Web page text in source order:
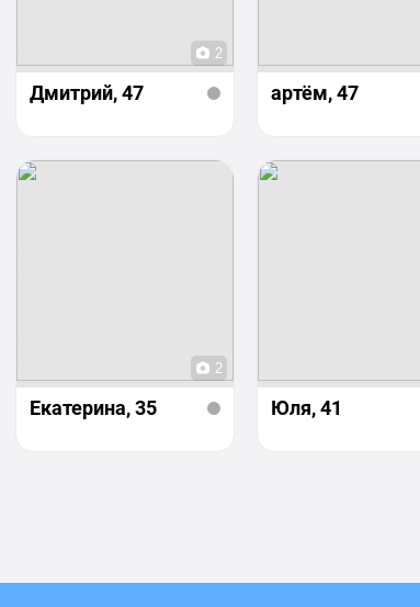
2
Дмитрий, 47 артём, 47
2
Екатерина, 35 Юля, 41